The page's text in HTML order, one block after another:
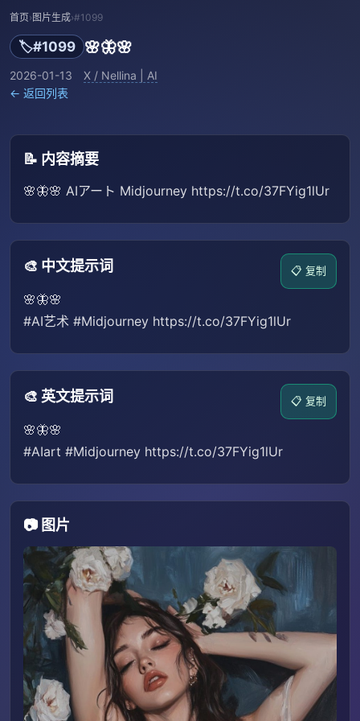
首页› 图片生成›#1099
🏷️#1099 🌸🦋🌸
2026-01-13 X / Nellina | AI
← 返回列表
📝 内容摘要
🌸🦋🌸 AIアート Midjourney https://t.co/37FYig1lUr
🎨 中文提示词 📋 复制
🌸🦋🌸
#AI艺术 #Midjourney https://t.co/37FYig1lUr
🎨 英文提示词 📋 复制
🌸🦋🌸
#AIart #Midjourney https://t.co/37FYig1lUr
📷 图片